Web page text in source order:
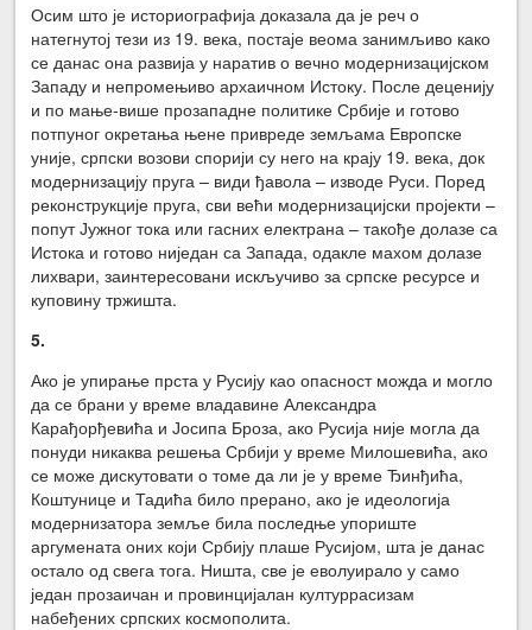
Осим што је историографија доказала да је реч о
натегнутој тези из 19. века, постаје веома занимљиво како
се данас она развија у наратив о вечно модернизацијском
Западу и непромењиво архаичном Истоку. После деценију
и по мање-више прозападне политике Србије и готово
потпуног окретања њене привреде земљама Европске
уније, српски возови спорији су него на крају 19. века, док
модернизацију пруга – види ђавола – изводе Руси. Поред
реконструкције пруга, сви већи модернизацијски пројекти –
попут Јужног тока или гасних електрана – такође долазе са
Истока и готово ниједан са Запада, одакле махом долазе
лихвари, заинтересовани искључиво за српске ресурсе и
куповину тржишта.
5.
Ако је упирање прста у Русију као опасност можда и могло
да се брани у време владавине Александра
Карађорђевића и Јосипа Броза, ако Русија није могла да
понуди никаква решења Србији у време Милошевића, ако
се може дискутовати о томе да ли је у време Ђинђића,
Коштунице и Тадића било прерано, ако је идеологија
модернизатора земље била последње упориште
аргумената оних који Србију плаше Русијом, шта је данас
остало од свега тога. Ништа, све је еволуирало у само
један прозаичан и провинцијалан културрасизам
набеђених српских космополита.